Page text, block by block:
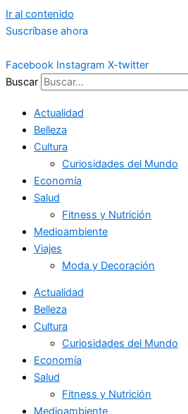
Ir al contenido
Suscríbase ahora
Facebook Instagram X-twitter
Buscar
Actualidad
Belleza
Cultura
Curiosidades del Mundo
Economía
Salud
Fitness y Nutrición
Medioambiente
Viajes
Moda y Decoración
Actualidad
Belleza
Cultura
Curiosidades del Mundo
Economía
Salud
Fitness y Nutrición
Medioambiente